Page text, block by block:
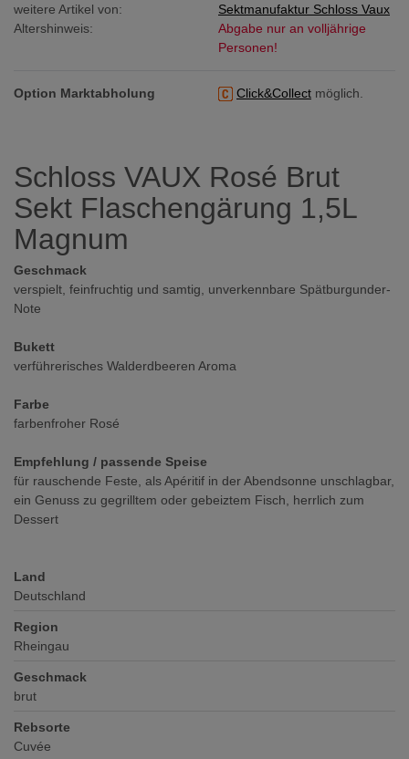
weitere Artikel von:
Sektmanufaktur Schloss Vaux
Altershinweis:
Abgabe nur an volljährige
Personen!
Option Marktabholung Click&Collect möglich.
Schloss VAUX Rosé Brut
Sekt Flaschengärung 1,5L
Magnum
Geschmack
verspielt, feinfruchtig und samtig, unverkennbare Spätburgunder-
Note
Bukett
verführerisches Walderdbeeren Aroma
Farbe
farbenfroher Rosé
Empfehlung / passende Speise
für rauschende Feste, als Apéritif in der Abendsonne unschlagbar,
ein Genuss zu gegrilltem oder gebeiztem Fisch, herrlich zum
Dessert
Land
Deutschland
Region
Rheingau
Geschmack
brut
Rebsorte
Cuvée